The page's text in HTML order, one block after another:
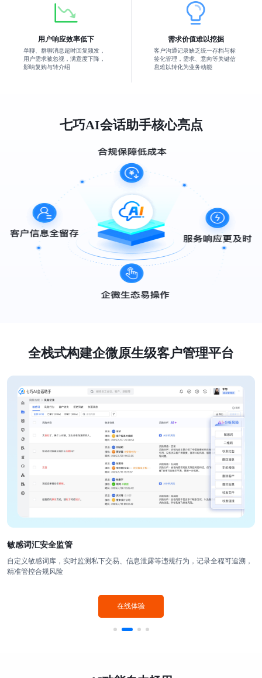
用户响应效率低下
单聊、群聊消息超时回复频发，
用户需求被忽视，满意度下降，
影响复购与转介绍
需求价值难以挖掘
客户沟通记录缺乏统一存档与标
签化管理，需求、意向等关键信
息难以转化为业务动能
七巧AI会话助手核心亮点
全栈式构建企微原生级客户管理平台
敏感词汇安全监管
自定义敏感词库，实时监测私下交易、信息泄露等违规行为，记录全程可追溯，
精准管控合规风险
在线体验